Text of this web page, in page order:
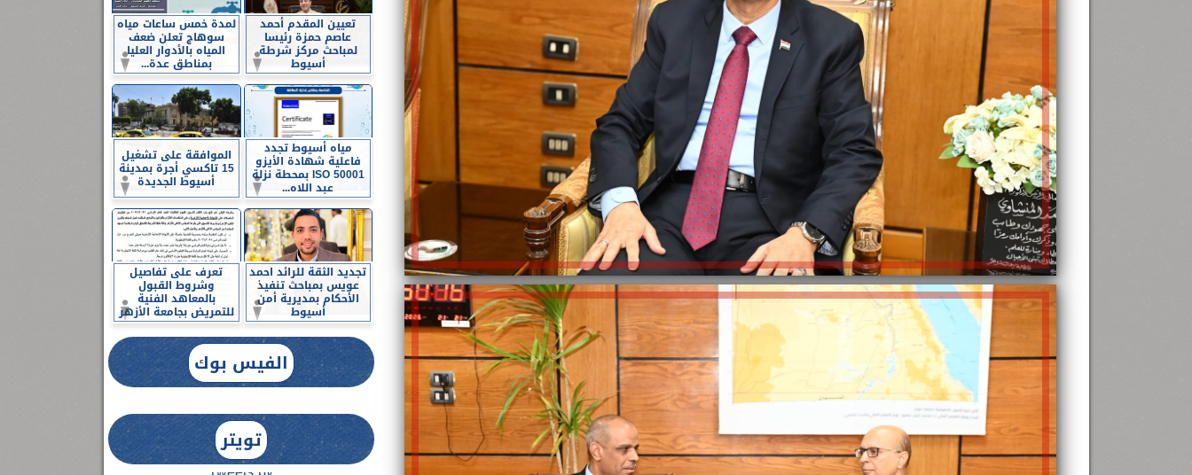
تعيين المقدم أحمد
عاصم حمزة رئيسا
لمباحث مركز شرطة
أسيوط
لمدة خمس ساعات مياه
سوهاج تعلن ضعف
المياه بالأدوار العليا
بمناطق عدة...
مياه أسيوط تجدد
فاعلية شهادة الأيزو
ISO 50001 بمحطة نزلة
عبد اللاه...
الموافقة على تشغيل
15 تاكسي أجرة بمدينة
أسيوط الجديدة
تجديد الثقة للرائد احمد
عويس بمباحث تنفيذ
الأحكام بمديرية أمن
أسيوط
تعرف على تفاصيل
وشروط القبول
بالمعاهد الفنية
للتمريض بجامعة الأزهر
الفيس بوك
تويتر